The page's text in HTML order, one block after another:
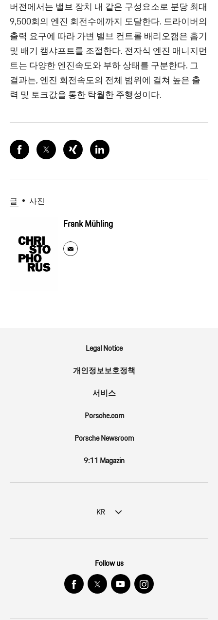
버전에서는 밸브 장치 내 같은 구성요소로 분당 최대
9,500회의 엔진 회전수에까지 도달한다. 드라이버의
출력 요구에 따라 가변 밸브 컨트롤 배리오캠은 흡기
및 배기 캠샤프트를 조절한다. 전자식 엔진 매니지먼
트는 다양한 엔진속도와 부하 상태를 구분한다. 그
결과는, 엔진 회전속도의 전체 범위에 걸쳐 높은 출
력 및 토크값을 통한 탁월한 주행성이다.
글 사진
Frank Mühling
Legal Notice
개인정보보호정책
서비스
Porsche.com
Porsche Newsroom
9:11 Magazin
KR
Follow us